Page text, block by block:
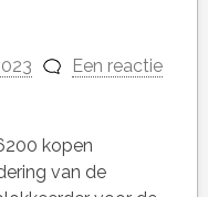
Een reactie
kopen
van de